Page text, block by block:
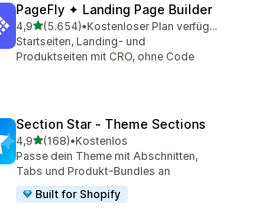
PageFly ✦ Landing Page Builder
4,9von 5 Sternen
(5.654)
5654 Rezensionen insgesamt
•
Kostenloser Plan verfügbar
Startseiten, Landing- und
Produktseiten mit CRO, ohne Code
Section Star ‑ Theme Sections
4,9von 5 Sternen
(168)
168 Rezensionen insgesamt
•Kostenlos
Passe dein Theme mit Abschnitten,
Tabs und Produkt-Bundles an
Built for Shopify